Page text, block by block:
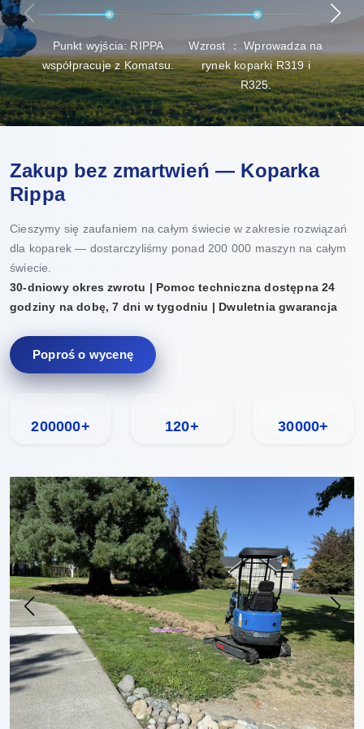
Punkt wyjścia: RIPPA
współpracuje z Komatsu.
Wzrost ： Wprowadza na
rynek koparki R319 i
R325.
Zakup bez zmartwień — Koparka
Rippa
Cieszymy się zaufaniem na całym świecie w zakresie rozwiązań
dla koparek — dostarczyliśmy ponad 200 000 maszyn na całym
świecie.
30-dniowy okres zwrotu | Pomoc techniczna dostępna 24
godziny na dobę, 7 dni w tygodniu | Dwuletnia gwarancja
Poproś o wycenę
200000+ 120+ 30000+